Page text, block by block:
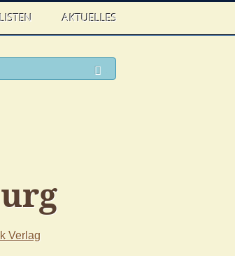
AKTUELLES
Verlag